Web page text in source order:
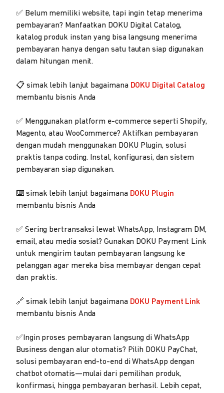
✅ Belum memiliki website, tapi ingin tetap menerima
pembayaran? Manfaatkan DOKU Digital Catalog,
katalog produk instan yang bisa langsung menerima
pembayaran hanya dengan satu tautan siap digunakan
dalam hitungan menit.
📋 simak lebih lanjut bagaimana DOKU Digital Catalog
membantu bisnis Anda
✅ Menggunakan platform e-commerce seperti Shopify,
Magento, atau WooCommerce? Aktifkan pembayaran
dengan mudah menggunakan DOKU Plugin, solusi
praktis tanpa coding. Instal, konfigurasi, dan sistem
pembayaran siap digunakan.
⌨️ simak lebih lanjut bagaimana DOKU Plugin
membantu bisnis Anda
✅ Sering bertransaksi lewat WhatsApp, Instagram DM,
email, atau media sosial? Gunakan DOKU Payment Link
untuk mengirim tautan pembayaran langsung ke
pelanggan agar mereka bisa membayar dengan cepat
dan praktis.
🔗 simak lebih lanjut bagaimana DOKU Payment Link
membantu bisnis Anda
✅Ingin proses pembayaran langsung di WhatsApp
Business dengan alur otomatis? Pilih DOKU PayChat,
solusi pembayaran end-to-end di WhatsApp dengan
chatbot otomatis—mulai dari pemilihan produk,
konfirmasi, hingga pembayaran berhasil. Lebih cepat,